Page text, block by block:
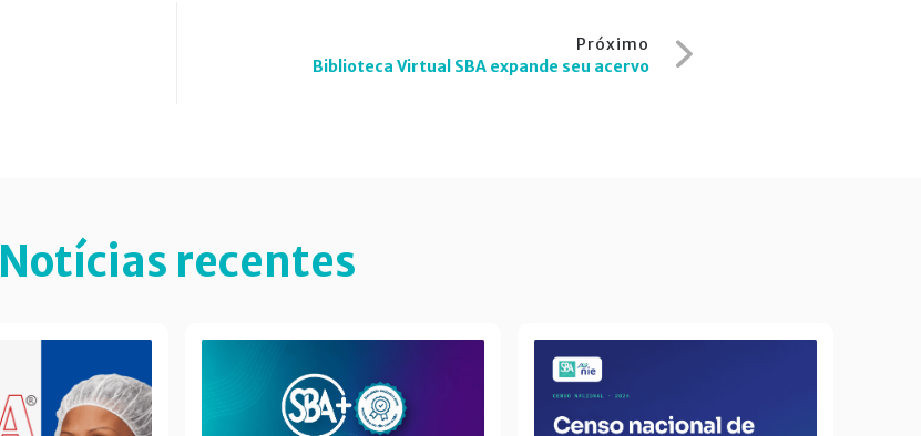
Próximo
Biblioteca Virtual SBA expande seu acervo
Notícias recentes